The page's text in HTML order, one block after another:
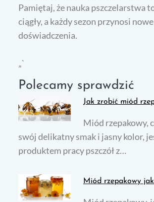
Pamiętaj, że nauka pszczelarstwa
ciągły, a każdy sezon przynosi nowe
doświadczenia.
„`
Polecamy sprawdzić
Jak zrobić miód
Miód rzepakowy,
swój delikatny smak i jasny kolor,
produktem pracy pszczół z…
Miód rzepakowy